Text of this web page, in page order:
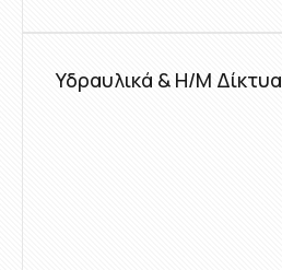
Υδραυλικά & Η/Μ Δίκτυα